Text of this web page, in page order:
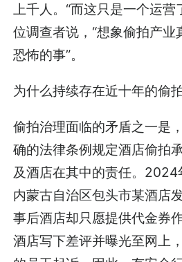
上千人。“而这只是一个运营
位调查者说，“想象偷拍产业
恐怖的事”。
为什么持续存在近十年的偷
偷拍治理面临的矛盾之一是
确的法律条例规定酒店偷拍
及酒店在其中的责任。
内蒙古自治区包头市某酒店
事后酒店却只愿提供代金券
酒店写下差评并曝光至网上